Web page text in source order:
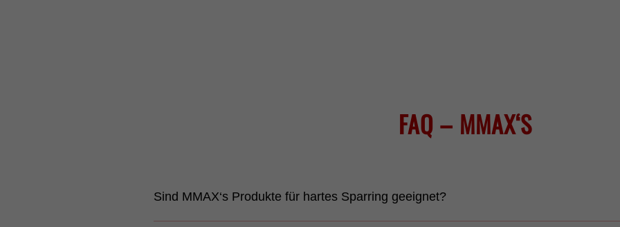
FAQ – MMAX‘S
Sind MMAX‘s Produkte für hartes Sparring geeignet?